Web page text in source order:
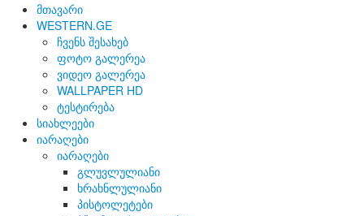
მთავარი
WESTERN.GE
ჩვენს შესახებ
ფოტო გალერეა
ვიდეო გალერეა
WALLPAPER HD
ტესტირება
სიახლეები
იარაღები
იარაღები
გლუვლულიანი
ხრახნლულიანი
პისტოლეტები